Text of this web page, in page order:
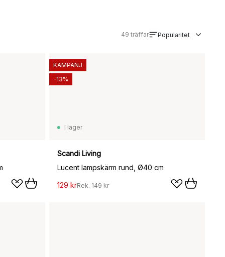
49 träffar Popularitet
I lager
Scandi Living
Lucent lampskärm rund, Ø40 cm
129 krRek. 149 kr
KAMPANJ
-13%